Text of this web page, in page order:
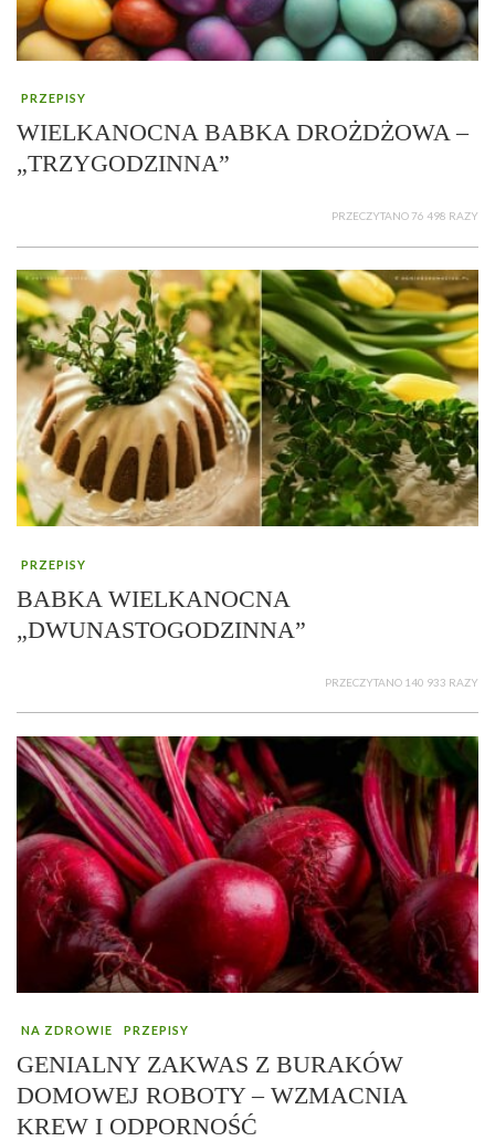
PRZEPISY
WIELKANOCNA BABKA DROŻDŻOWA –
„TRZYGODZINNA”
PRZECZYTANO 76 498 RAZY
PRZEPISY
BABKA WIELKANOCNA
„DWUNASTOGODZINNA”
PRZECZYTANO 140 933 RAZY
NA ZDROWIE PRZEPISY
GENIALNY ZAKWAS Z BURAKÓW
DOMOWEJ ROBOTY – WZMACNIA
KREW I ODPORNOŚĆ